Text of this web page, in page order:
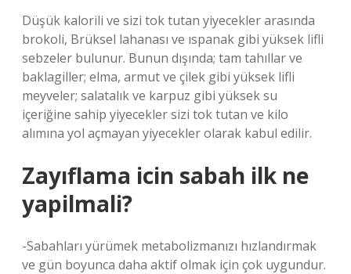
Düşük kalorili ve sizi tok tutan yiyecekler arasında
brokoli, Brüksel lahanası ve ıspanak gibi yüksek lifli
sebzeler bulunur. Bunun dışında; tam tahıllar ve
baklagiller; elma, armut ve çilek gibi yüksek lifli
meyveler; salatalık ve karpuz gibi yüksek su
içeriğine sahip yiyecekler sizi tok tutan ve kilo
alımına yol açmayan yiyecekler olarak kabul edilir.
Zayıflama icin sabah ilk ne
yapilmali?
-Sabahları yürümek metabolizmanızı hızlandırmak
ve gün boyunca daha aktif olmak için çok uygundur.